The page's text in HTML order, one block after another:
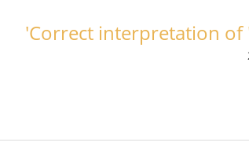
Correct interpretation of